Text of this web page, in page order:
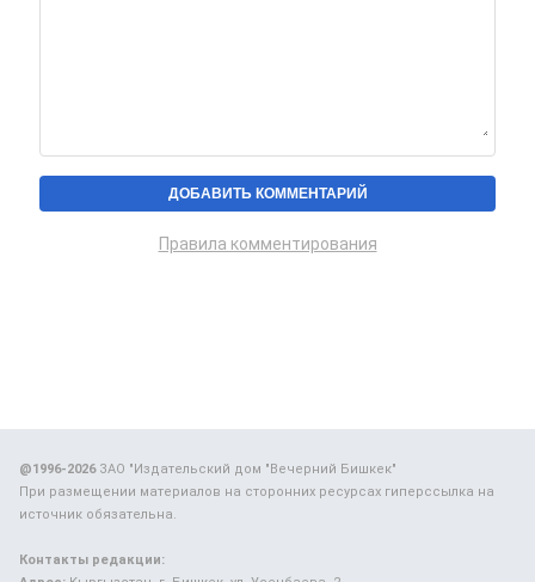
Правила комментирования
@1996-2026ЗАО "Издательский дом "Вечерний Бишкек"
При размещении материалов на сторонних ресурсах гиперссылка на
источник обязательна.
Контакты редакции: